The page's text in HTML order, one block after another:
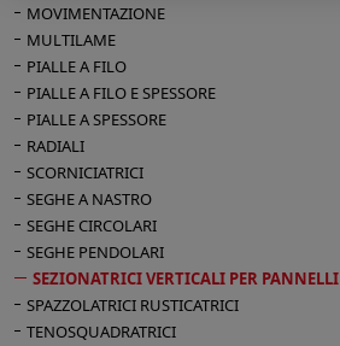
MOVIMENTAZIONE
MULTILAME
PIALLE A FILO
PIALLE A FILO E SPESSORE
PIALLE A SPESSORE
RADIALI
SCORNICIATRICI
SEGHE A NASTRO
SEGHE CIRCOLARI
SEGHE PENDOLARI
SEZIONATRICI VERTICALI PER PANNELLI
SPAZZOLATRICI RUSTICATRICI
TENOSQUADRATRICI